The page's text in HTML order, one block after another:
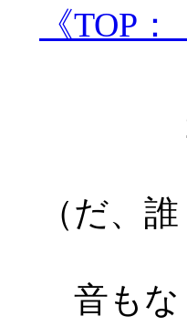
《TOP：
（だ、誰
音もな